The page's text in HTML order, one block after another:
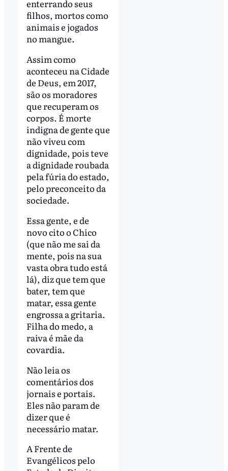
enterrando seus
filhos, mortos como
animais e jogados
no mangue.
Assim como
aconteceu na Cidade
de Deus, em 2017,
são os moradores
que recuperam os
corpos. É morte
indigna de gente que
não viveu com
dignidade, pois teve
a dignidade roubada
pela fúria do estado,
pelo preconceito da
sociedade.
Essa gente, e de
novo cito o Chico
(que não me sai da
mente, pois na sua
vasta obra tudo está
lá), diz que tem que
bater, tem que
matar, essa gente
engrossa a gritaria.
Filha do medo, a
raiva é mãe da
covardia.
Não leia os
comentários dos
jornais e portais.
Eles não param de
dizer que é
necessário matar.
A Frente de
Evangélicos pelo